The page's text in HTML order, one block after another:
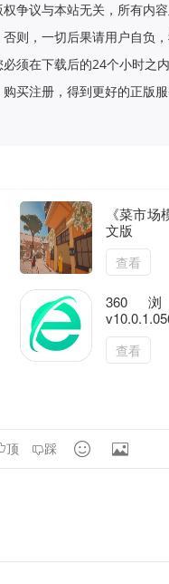
争议与本站无关，所有内
则，一切后果请用户自负
须在下载后的24个小时之
买注册，得到更好的正版
《菜市场
文版
查看
360
版
查看
顶 踩  